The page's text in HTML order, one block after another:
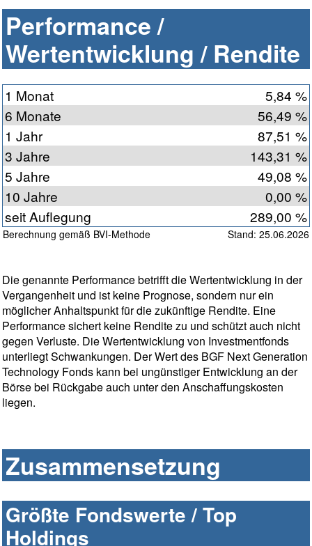
Performance /
Wertentwicklung / Rendite
1 Monat
5,84 %
6 Monate
56,49 %
1 Jahr
87,51 %
3 Jahre
143,31 %
5 Jahre
49,08 %
10 Jahre
0,00 %
seit Auflegung
289,00 %
Berechnung gemäß BVI-Methode Stand: 25.06.2026
Die genannte Performance betrifft die Wertentwicklung in der
Vergangenheit und ist keine Prognose, sondern nur ein
möglicher Anhaltspunkt für die zukünftige Rendite. Eine
Performance sichert keine Rendite zu und schützt auch nicht
gegen Verluste. Die Wertentwicklung von Investmentfonds
unterliegt Schwankungen. Der Wert des BGF Next Generation
Technology Fonds kann bei ungünstiger Entwicklung an der
Börse bei Rückgabe auch unter den Anschaffungskosten
liegen.
Zusammensetzung
Größte Fondswerte / Top
Holdings